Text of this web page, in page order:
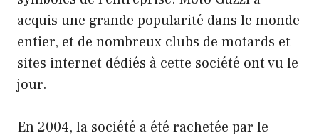
acquis une grande popularité dans le monde
entier, et de nombreux clubs de motards et
sites internet dédiés à cette société ont vu le
jour.
En 2004, la société a été rachetée par le